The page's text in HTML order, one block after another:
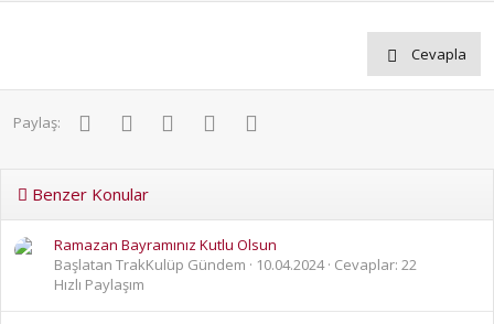
Cevapla
Paylaş: FacebookTwitter PinterestWhatsApp
Benzer Konular
Ramazan Bayramınız Kutlu Olsun
Başlatan TrakKulüp Gündem
10.04.2024 Cevaplar: 22
Hızlı Paylaşım